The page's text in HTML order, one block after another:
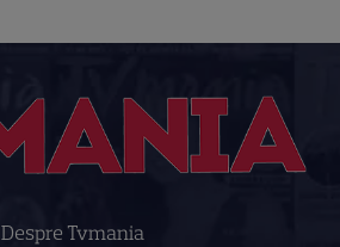
Despre Tvmania